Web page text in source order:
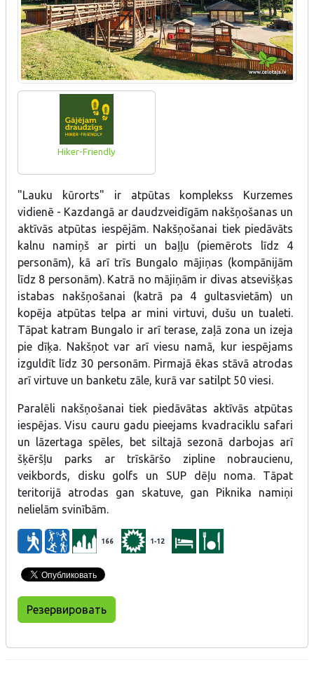
Hiker-Friendly
"Lauku kūrorts" ir atpūtas komplekss Kurzemes
vidienē - Kazdangā ar daudzveidīgām nakšņošanas un
aktīvās atpūtas iespējām. Nakšņošanai tiek piedāvāts
kalnu namiņš ar pirti un baļļu (piemērots līdz 4
personām), kā arī trīs Bungalo mājiņas (kompānijām
līdz 8 personām). Katrā no mājiņām ir divas atsevišķas
istabas nakšņošanai (katrā pa 4 gultasvietām) un
kopēja atpūtas telpa ar mini virtuvi, dušu un tualeti.
Tāpat katram Bungalo ir arī terase, zaļā zona un izeja
pie dīķa. Nakšņot var arī viesu namā, kur iespējams
izguldīt līdz 30 personām. Pirmajā ēkas stāvā atrodas
arī virtuve un banketu zāle, kurā var satilpt 50 viesi.
Paralēli nakšņošanai tiek piedāvātas aktīvās atpūtas
iespējas. Visu cauru gadu pieejams kvadraciklu safari
un lāzertaga spēles, bet siltajā sezonā darbojas arī
šķēršļu parks ar trīskāršo zipline nobraucienu,
veikbords, disku golfs un SUP dēļu noma. Tāpat
teritorijā atrodas gan skatuve, gan Piknika namiņi
nelielām svinībām.
166 1-12
Резервировать